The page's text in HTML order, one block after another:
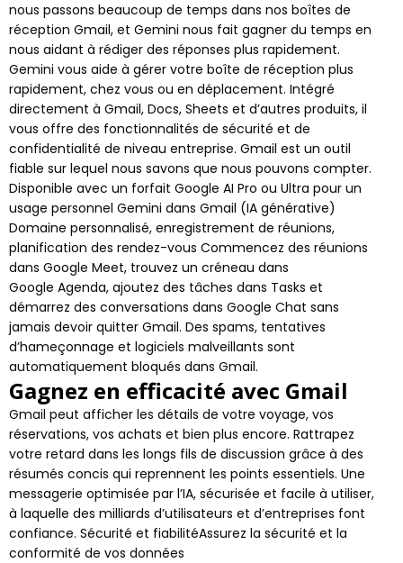
nous passons beaucoup de temps dans nos boîtes de
réception Gmail, et Gemini nous fait gagner du temps en
nous aidant à rédiger des réponses plus rapidement.
Gemini vous aide à gérer votre boîte de réception plus
rapidement, chez vous ou en déplacement. Intégré
directement à Gmail, Docs, Sheets et d’autres produits, il
vous offre des fonctionnalités de sécurité et de
confidentialité de niveau entreprise. Gmail est un outil
fiable sur lequel nous savons que nous pouvons compter.
Disponible avec un forfait Google AI Pro ou Ultra pour un
usage personnel Gemini dans Gmail (IA générative)
Domaine personnalisé, enregistrement de réunions,
planification des rendez-vous Commencez des réunions
dans Google Meet, trouvez un créneau dans
Google Agenda, ajoutez des tâches dans Tasks et
démarrez des conversations dans Google Chat sans
jamais devoir quitter Gmail. Des spams, tentatives
d’hameçonnage et logiciels malveillants sont
automatiquement bloqués dans Gmail.
Gagnez en efficacité avec Gmail
Gmail peut afficher les détails de votre voyage, vos
réservations, vos achats et bien plus encore. Rattrapez
votre retard dans les longs fils de discussion grâce à des
résumés concis qui reprennent les points essentiels. Une
messagerie optimisée par l’IA, sécurisée et facile à utiliser,
à laquelle des milliards d’utilisateurs et d’entreprises font
confiance. Sécurité et fiabilitéAssurez la sécurité et la
conformité de vos données